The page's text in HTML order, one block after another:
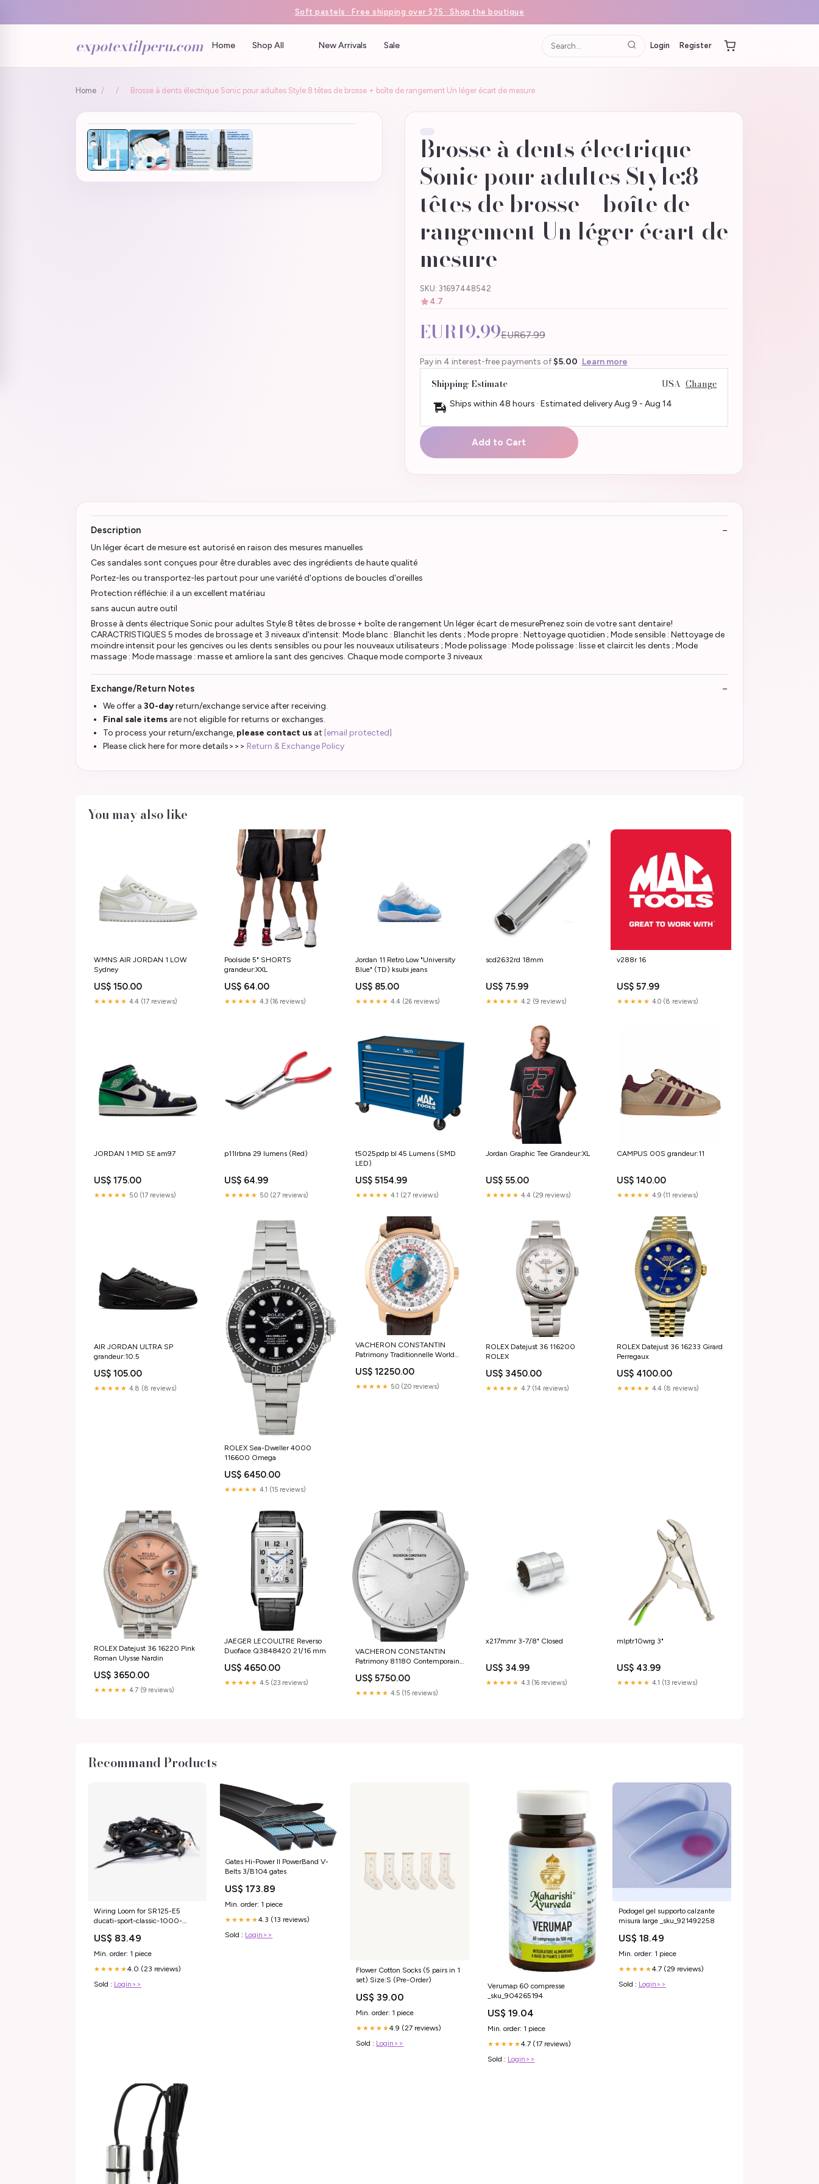
Soft pastels · Free shipping over $75 · Shop the boutique
expotextilperu.com Home Shop All New Arrivals Sale Login Register
Home / / Brosse à dents électrique Sonic pour adultes Style:8 têtes de brosse + boîte de rangement Un léger écart de mesure
Brosse à dents électrique
Sonic pour adultes Style:8
têtes de brosse + boîte de
rangement Un léger écart de
mesure
SKU: 31697448542
4.7
EUR19.99EUR67.99
Pay in 4 interest-free payments of $5.00 Learn more
Shipping Estimate USA Change
Ships within 48 hours · Estimated deliveryAug 9 - Aug 14
Add to Cart
Description
Un léger écart de mesure est autorisé en raison des mesures manuelles
Ces sandales sont conçues pour être durables avec des ingrédients de haute qualité
Portez-les ou transportez-les partout pour une variété d'options de boucles d'oreilles
Protection réfléchie: il a un excellent matériau
sans aucun autre outil
Brosse à dents électrique Sonic pour adultes Style:8 têtes de brosse + boîte de rangement Un léger écart de mesurePrenez soin de votre sant dentaire!
CARACTRISTIQUES 5 modes de brossage et 3 niveaux d'intensit: Mode blanc : Blanchit les dents ; Mode propre : Nettoyage quotidien ; Mode sensible : Nettoyage de
moindre intensit pour les gencives ou les dents sensibles ou pour les nouveaux utilisateurs ; Mode polissage : Mode polissage : lisse et claircit les dents ; Mode
massage : Mode massage : masse et amliore la sant des gencives. Chaque mode comporte 3 niveaux
Exchange/Return Notes
We offer a 30-dayreturn/exchange service after receiving.
Final sale items are not eligible for returns or exchanges.
To process your return/exchange, please contact us at [email protected]
Please click here for more details>>> Return & Exchange Policy
You may also like
WMNS AIR JORDAN 1 LOW
Sydney
US$ 150.00
★★★★★ 4.4 (17 reviews)
Poolside 5" SHORTS
grandeur:XXL
US$ 64.00
★★★★★ 4.3 (16 reviews)
Jordan 11 Retro Low "University
Blue" (TD) ksubi jeans
US$ 85.00
★★★★★ 4.4 (26 reviews)
scd2632rd 18mm
US$ 75.99
★★★★★ 4.2 (9 reviews)
v288r 16
US$ 57.99
★★★★★ 4.0 (8 reviews)
JORDAN 1 MID SE am97
US$ 175.00
★★★★★ 5.0 (17 reviews)
p11lrbna 29 lumens (Red)
US$ 64.99
★★★★★ 5.0 (27 reviews)
t5025pdp bl 45 Lumens (SMD
LED)
US$ 5154.99
★★★★★ 4.1 (27 reviews)
Jordan Graphic Tee Grandeur:XL
US$ 55.00
★★★★★ 4.4 (29 reviews)
CAMPUS 00S grandeur:11
US$ 140.00
★★★★★ 4.9 (11 reviews)
AIR JORDAN ULTRA SP
grandeur:10.5
US$ 105.00
★★★★★ 4.8 (8 reviews)
ROLEX Sea-Dweller 4000
116600 Omega
US$ 6450.00
★★★★★ 4.1 (15 reviews)
VACHERON CONSTANTIN
Patrimony Traditionnelle World
US$ 12250.00
★★★★★ 5.0 (20 reviews)
ROLEX Datejust 36 116200
ROLEX
US$ 3450.00
★★★★★ 4.7 (14 reviews)
ROLEX Datejust 36 16233 Girard
Perregaux
US$ 4100.00
★★★★★ 4.4 (8 reviews)
ROLEX Datejust 36 16220 Pink
Roman Ulysse Nardin
US$ 3650.00
★★★★★ 4.7 (9 reviews)
JAEGER LECOULTRE Reverso
Duoface Q3848420 21/16 mm
US$ 4650.00
★★★★★ 4.5 (23 reviews)
VACHERON CONSTANTIN
Patrimony 81180 Contemporaine
US$ 5750.00
★★★★★ 4.5 (15 reviews)
x217mmr 3-7/8" Closed
US$ 34.99
★★★★★ 4.3 (16 reviews)
mlptr10wrg 3"
US$ 43.99
★★★★★ 4.1 (13 reviews)
Recommand Products
Wiring Loom for SR125-E5
ducati-sport-classic-1000-
US$ 83.49
Min. order: 1 piece
★★★★★4.0 (23 reviews)
Sold : Login>>
Gates Hi-Power II PowerBand V-
Belts 3/B104 gates
US$ 173.89
Min. order: 1 piece
★★★★★4.3 (13 reviews)
Sold : Login>>
Flower Cotton Socks (5 pairs in 1
set) Size:S (Pre-Order)
US$ 39.00
Min. order: 1 piece
★★★★★4.9 (27 reviews)
Sold : Login>>
Verumap 60 compresse
_sku_904265194
US$ 19.04
Min. order: 1 piece
★★★★★4.7 (17 reviews)
Sold : Login>>
Podogel gel supporto calzante
misura large _sku_921492258
US$ 18.49
Min. order: 1 piece
★★★★★4.7 (29 reviews)
Sold : Login>>